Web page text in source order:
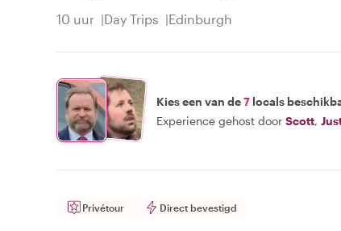
10 uur Day Trips Edinburgh
Kies een van de7 locals
Experience gehost door Scott,
Privétour Direct bevestigd